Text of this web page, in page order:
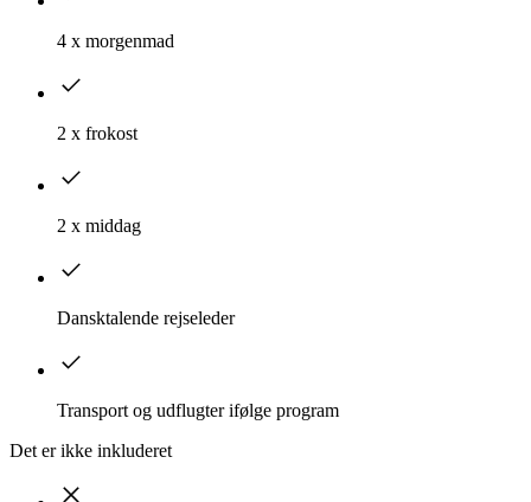
4 x morgenmad
2 x frokost
2 x middag
Dansktalende rejseleder
Transport og udflugter ifølge program
Det er ikke inkluderet